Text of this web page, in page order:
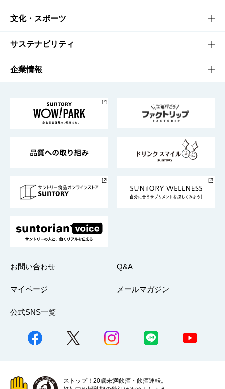
商品一覧
商品発売情報
栄養成分一覧
知る・楽しむTOP
キャンペーン
工場見学
地域情報
文化・スポーツ
文化・スポーツTOP
サントリーホール
サントリーサンバーズ大阪
サステナビリティ
サステナビリティTOP
サントリーが考えるサステナビリティ経営
企業情報
企業概要
採用情報
お問い合わせ Q&A
マイページ メールマガジン
公式SNS一覧
ストップ！20歳未満飲酒・飲酒運転。